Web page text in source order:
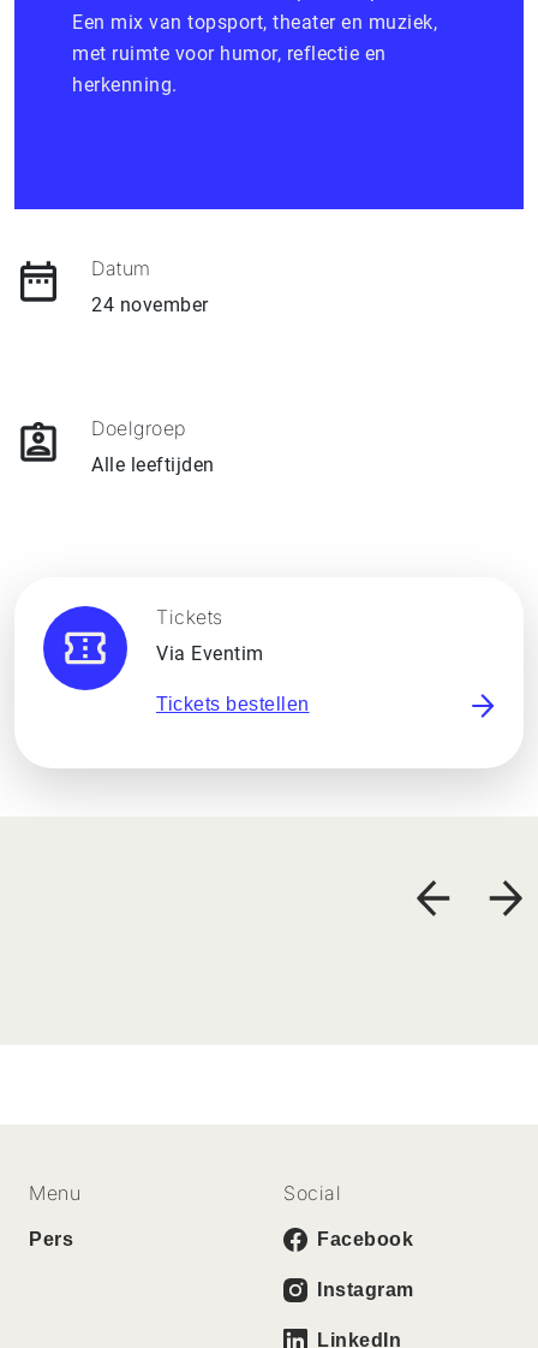
Een mix van topsport, theater en muziek,
met ruimte voor humor, reflectie en
herkenning.
Datum
24 november
Doelgroep
Alle leeftijden
Tickets
Via Eventim
Tickets bestellen
Menu
Pers
Social
Facebook
Instagram
LinkedIn